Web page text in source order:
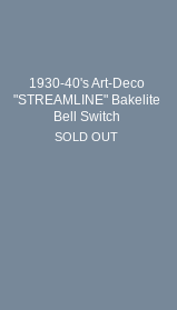
1930-40's Art-Deco
"STREAMLINE" Bakelite
Bell Switch
SOLD OUT